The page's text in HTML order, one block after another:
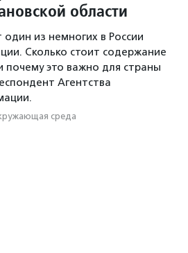
области
один из немногих в России
Сколько стоит содержание
почему это важно для страны
Агентства
среда